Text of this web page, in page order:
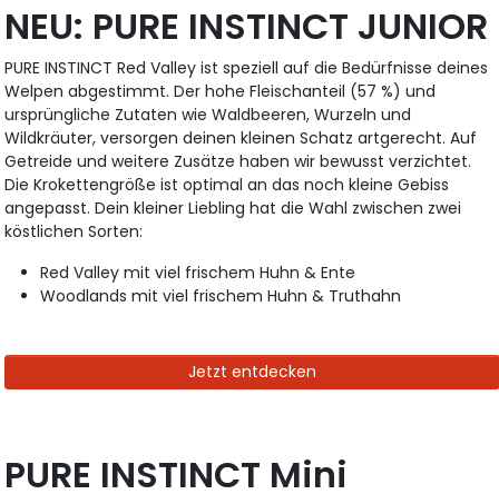
NEU: PURE INSTINCT JUNIOR
PURE INSTINCT Red Valley ist speziell auf die Bedürfnisse deines
Welpen abgestimmt. Der hohe Fleischanteil (57 %) und
ursprüngliche Zutaten wie Waldbeeren, Wurzeln und
Wildkräuter, versorgen deinen kleinen Schatz artgerecht. Auf
Getreide und weitere Zusätze haben wir bewusst verzichtet.
Die Krokettengröße ist optimal an das noch kleine Gebiss
angepasst. Dein kleiner Liebling hat die Wahl zwischen zwei
köstlichen Sorten:
Red Valley mit viel frischem Huhn & Ente
Woodlands mit viel frischem Huhn & Truthahn
Jetzt entdecken
PURE INSTINCT Mini